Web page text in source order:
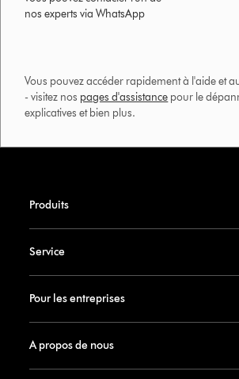
nos experts via WhatsApp
Vous pouvez accéder rapidement à l'aide et
- visitez nos pages d'assistance pour le
explicatives et bien plus.​
Produits
Service
Pour les entreprises
A propos de nous